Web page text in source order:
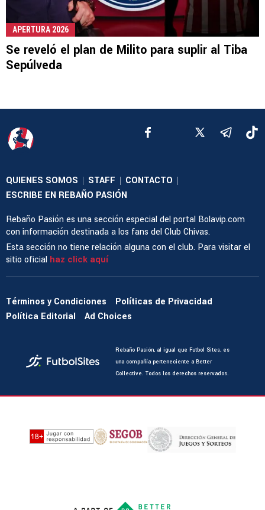
APERTURA 2026
Se reveló el plan de Milito para suplir al Tiba
Sepúlveda
QUIENES SOMOS | STAFF | CONTACTO |
ESCRIBE EN REBAÑO PASIÓN
Rebaño Pasión es una sección especial del portal Bolavip.com
con información destinada a los fans del Club Chivas.
Esta sección no tiene relación alguna con el club. Para visitar el
sitio oficial haz click aquí
Términos y Condiciones
Políticas de Privacidad
Política Editorial
Ad Choices
Rebaño Pasión, al igual que Futbol Sites, es
una compañía perteneciente a Better
Collective. Todos los derechos reservados.